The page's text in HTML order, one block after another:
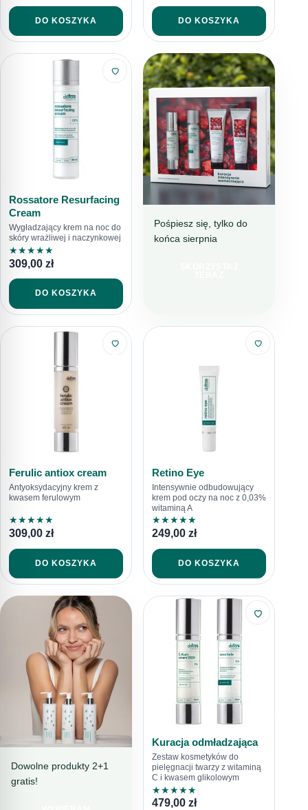
obniżenie naturalnej produkcji kolagenu i elastyny w
skórze,
osłabienie bariery hydrolipidowej,
zmiany hormonalne, obniżenie poziomu estrogenów.
Dodatkowo do przyczyn starzenia się możemy dodatkowo
zaliczyć czynniki zewnętrzne tj. brak ruchu, nieodpowiednią
dietę. Długotrwały stres również negatywnie wpłynie na
kondycję skóry.
DO KOSZYKA DO KOSZYKA
Rossatore Resurfacing
Cream
Wygładzający krem na noc do
skóry wrażliwej i naczynkowej
★★★★★
309,00 zł
DO KOSZYKA
BESTSELLEROWA
Pośpiesz się, tylko do
końca sierpnia
Ferulic antiox cream
Antyoksydacyjny krem z
kwasem ferulowym
★★★★★
309,00 zł
DO KOSZYKA
Retino Eye
Intensywnie odbudowujący
krem pod oczy na noc z 0,03%
witaminą A
★★★★★
249,00 zł
DO KOSZYKA
PIELĘGNACJA
Dowolne produkty 2+1
gratis!
Kuracja odmładzająca
Zestaw kosmetyków do
pielęgnacji twarzy z witaminą
C i kwasem glikolowym
★★★★★
479,00 zł